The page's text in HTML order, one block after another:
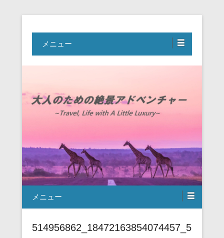
大人のための絶景アドベンチャー
メニュー
メニュー
514956862_18472163854074457_5